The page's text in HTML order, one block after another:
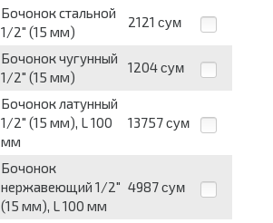
Бочонок стальной
1/2" (15 мм)
2121 сум
Бочонок чугунный
1/2" (15 мм)
1204 сум
Бочонок латунный
1/2" (15 мм), L 100
мм
13757 сум
Бочонок
нержавеющий 1/2"
(15 мм), L 100 мм
4987 сум